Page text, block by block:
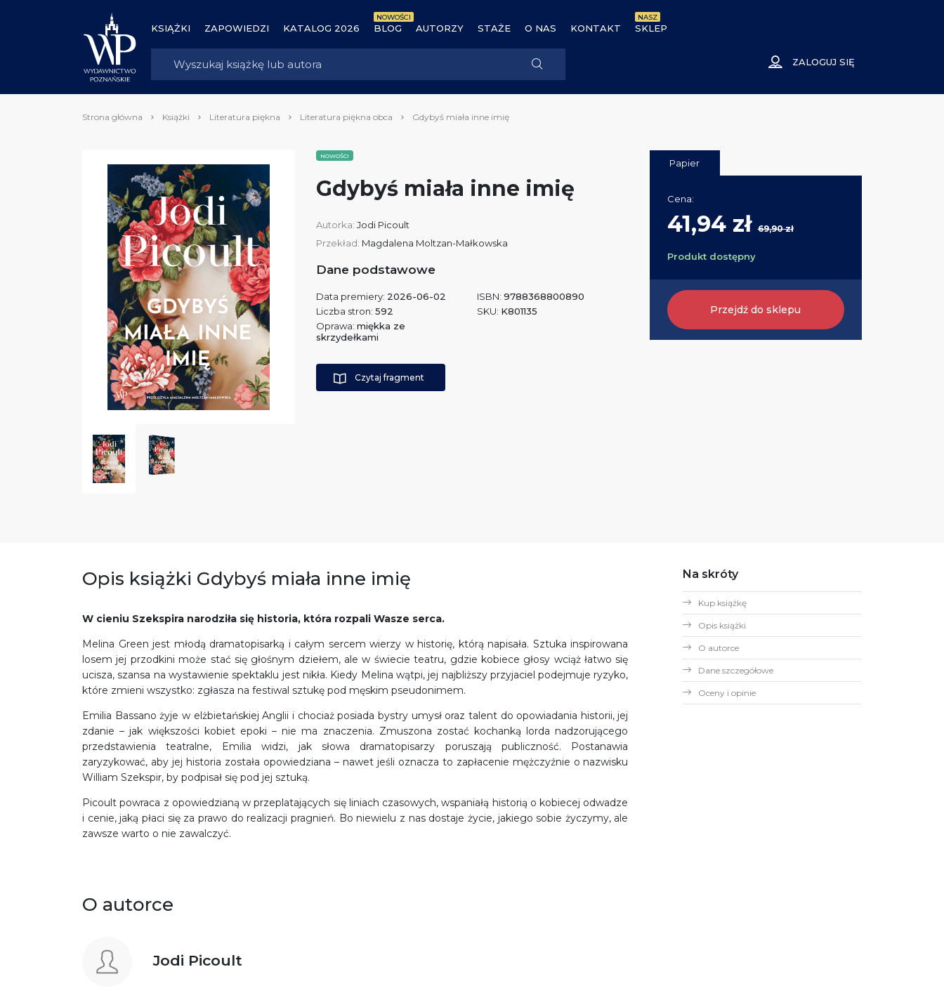
KSIĄŻKI ZAPOWIEDZI KATALOG 2026 BLOG
NOWOŚCI
AUTORZY STAŻE O NAS KONTAKT SKLEP
NASZ
ZALOGUJ SIĘ
Strona główna Książki Literatura piękna Literatura piękna obca Gdybyś miała inne imię
NOWOŚCI
Gdybyś miała inne imię
Autorka: Jodi Picoult
Przekład: Magdalena Moltzan-Małkowska
Dane podstawowe
Data premiery: 2026-06-02
Liczba stron: 592
Oprawa: miękka ze
skrzydełkami
ISBN: 9788368800890
SKU: K801135
Czytaj fragment
Papier
Cena:
41,94 zł69,90 zł
Produkt dostępny
Przejdź do sklepu
Opis książki Gdybyś miała inne imię
W cieniu Szekspira narodziła się historia, która rozpali Wasze serca.
Melina Green jest młodą dramatopisarką i całym sercem wierzy w historię, którą napisała. Sztuka inspirowana
losem jej przodkini może stać się głośnym dziełem, ale w świecie teatru, gdzie kobiece głosy wciąż łatwo się
ucisza, szansa na wystawienie spektaklu jest nikła. Kiedy Melina wątpi, jej najbliższy przyjaciel podejmuje ryzyko,
które zmieni wszystko: zgłasza na festiwal sztukę pod męskim pseudonimem.
Emilia Bassano żyje w elżbietańskiej Anglii i chociaż posiada bystry umysł oraz talent do opowiadania historii, jej
zdanie – jak większości kobiet epoki – nie ma znaczenia. Zmuszona zostać kochanką lorda nadzorującego
przedstawienia teatralne, Emilia widzi, jak słowa dramatopisarzy poruszają publiczność. Postanawia
zaryzykować, aby jej historia została opowiedziana – nawet jeśli oznacza to zapłacenie mężczyźnie o nazwisku
William Szekspir, by podpisał się pod jej sztuką.
Picoult powraca z opowiedzianą w przeplatających się liniach czasowych, wspaniałą historią o kobiecej odwadze
i cenie, jaką płaci się za prawo do realizacji pragnień. Bo niewielu z nas dostaje życie, jakiego sobie życzymy, ale
zawsze warto o nie zawalczyć.
O autorce
Jodi Picoult
Na skróty
Kup książkę
Opis książki
O autorce
Dane szczegółowe
Oceny i opinie